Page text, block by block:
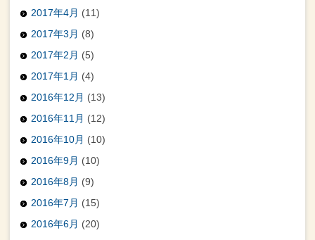
2017年4月 (11)
2017年3月 (8)
2017年2月 (5)
2017年1月 (4)
2016年12月 (13)
2016年11月 (12)
2016年10月 (10)
2016年9月 (10)
2016年8月 (9)
2016年7月 (15)
2016年6月 (20)